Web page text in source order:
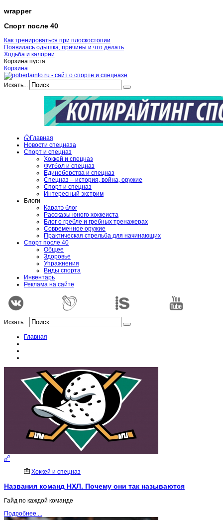
wrapper
Спорт после 40
Как тренироваться при плоскостопии
Появилась одышка, причины и что делать
Ходьба и калории
Корзина пуста
Корзина
Искать...
Главная
Новости спецназа
Спорт и спецназ
Хоккей и спецназ
Футбол и спецназ
Единоборства и спецназ
Спецназ – история, война, оружие
Спорт и спецназ
Интересный экстрим
Блоги
Каратэ блог
Рассказы юного хоккеиста
Блог о гребле и гребных тренажерах
Современное оружие
Практическая стрельба для начинающих
Спорт после 40
Общее
Здоровье
Упражнения
Виды спорта
Инвентарь
Реклама на сайте
Искать...
Главная
Хоккей и спецназ
Названия команд НХЛ. Почему они так называются
Гайд по каждой команде
Подробнее ...